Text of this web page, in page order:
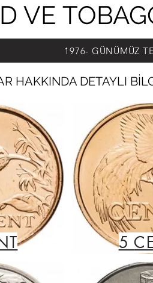
VE
1976- GÜNÜMÜZ
HAKKINDA DETAYLI
5